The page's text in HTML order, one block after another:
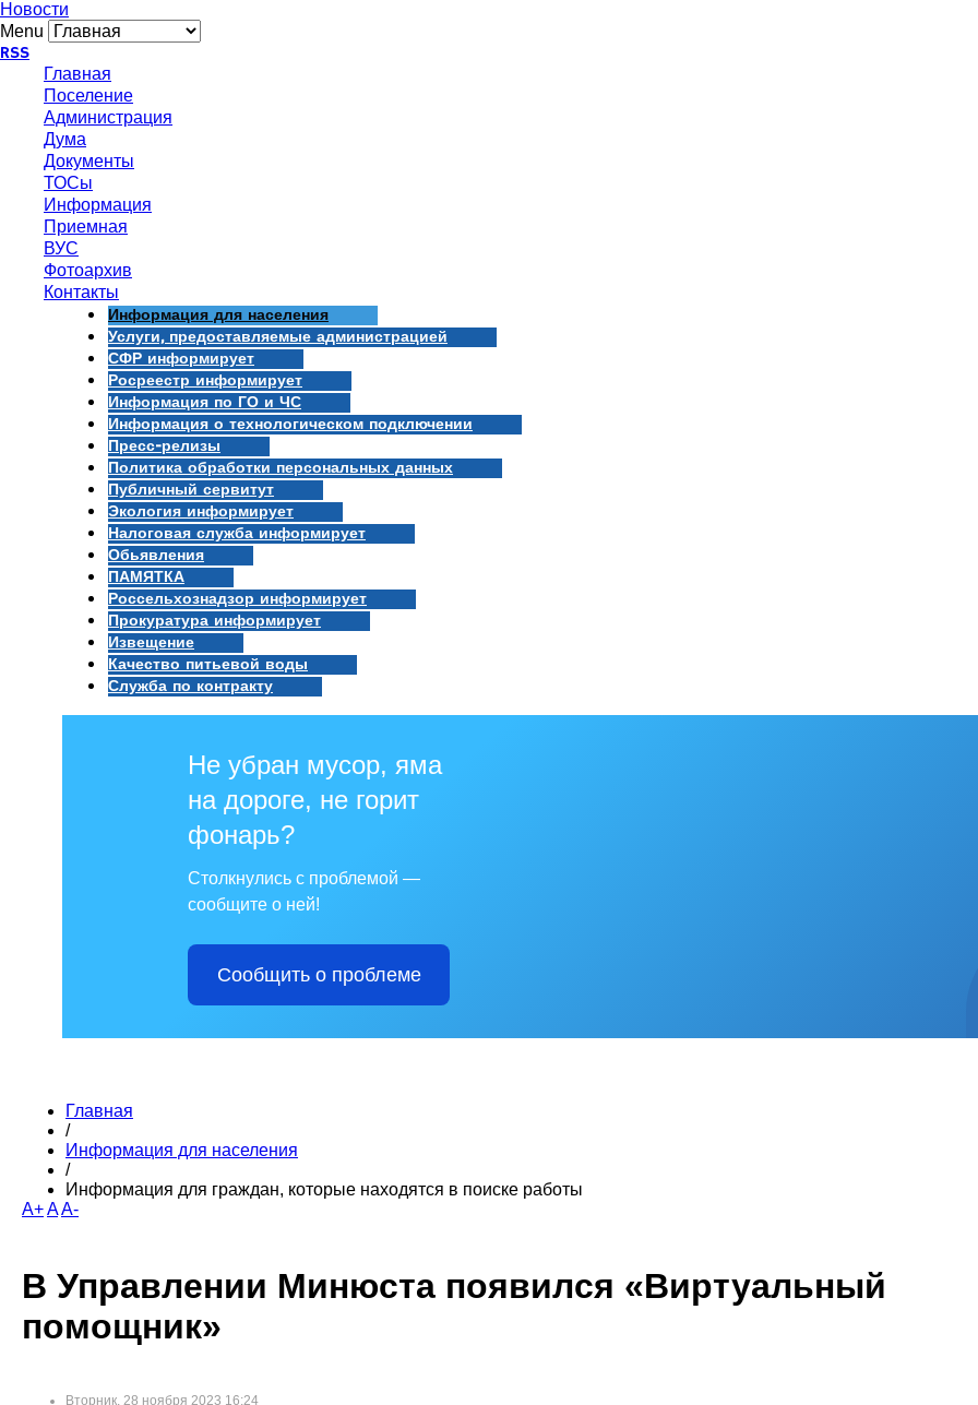
Новости
Menu
RSS
Главная
Поселение
Администрация
Дума
Документы
ТОСы
Информация
Приемная
ВУС
Фотоархив
Контакты
Информация для населения
Услуги, предоставляемые администрацией
СФР информирует
Росреестр информирует
Информация по ГО и ЧС
Информация о технологическом подключении
Пресс-релизы
Политика обработки персональных данных
Публичный сервитут
Экология информирует
Налоговая служба информирует
Обьявления
ПАМЯТКА
Россельхознадзор информирует
Прокуратура информирует
Извещение
Качество питьевой воды
Служба по контракту
Не убран мусор, яма
на дороге, не горит
фонарь?
Столкнулись с проблемой —
сообщите о ней!
Сообщить о проблеме
Главная
/
Информация для населения
/
Информация для граждан, которые находятся в поиске работы
A+AA-
В Управлении Минюста появился «Виртуальный
помощник»
Вторник, 28 ноября 2023 16:24